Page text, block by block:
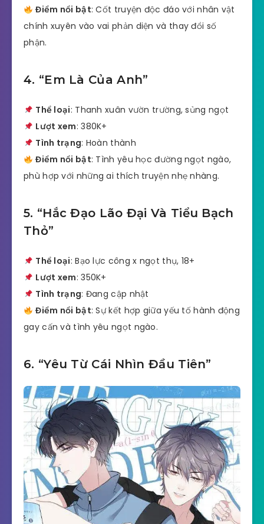
Điểm nổi bật: Cốt truyện độc đáo với nhân vật
chính xuyên vào vai phản diện và thay đổi số
phận.
4. “Em Là Của Anh”
Thể loại: Thanh xuân vườn trường, sủng ngọt
Lượt xem: 380K+
Tình trạng: Hoàn thành
Điểm nổi bật: Tình yêu học đường ngọt ngào,
phù hợp với những ai thích truyện nhẹ nhàng.
5. “Hắc Đạo Lão Đại Và Tiểu Bạch
Thỏ”
Thể loại: Bạo lực công x ngọt thụ, 18+
Lượt xem: 350K+
Tình trạng: Đang cập nhật
Điểm nổi bật: Sự kết hợp giữa yếu tố hành động
gay cấn và tình yêu ngọt ngào.
6. “Yêu Từ Cái Nhìn Đầu Tiên”